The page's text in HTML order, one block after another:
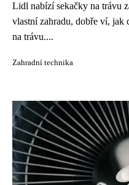
Lidl nabízí sekačky na trávu
vlastní zahradu, dobře ví, jak
na trávu....
Zahradní technika